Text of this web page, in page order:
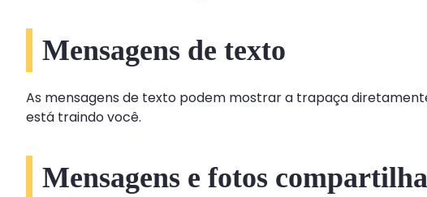
Mensagens de texto
As mensagens de texto podem mostrar a trapaça
está traindo você.
Mensagens e fotos